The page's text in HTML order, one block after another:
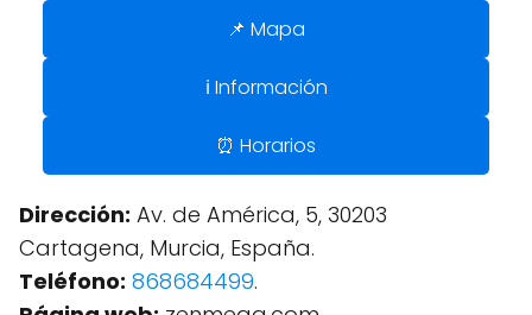
📌 Mapa
ℹ️ Información
⏰ Horarios
Dirección: Av. de América, 5, 30203
Cartagena, Murcia, España.
Teléfono: 868684499.